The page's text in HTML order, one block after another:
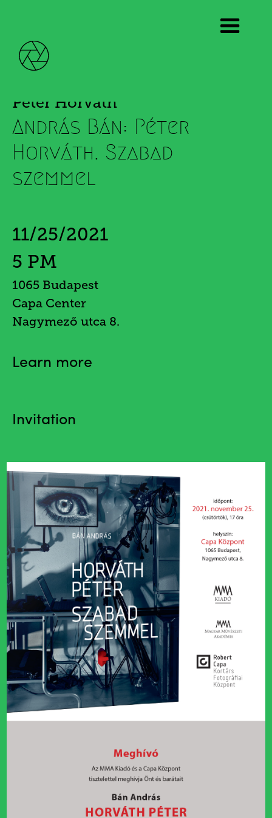
Péter Horváth
András Bán: Péter
Horváth. Szabad
szemmel
11/25/2021
5 PM
1065 Budapest
Capa Center
Nagymező utca 8.
Learn more
Invitation